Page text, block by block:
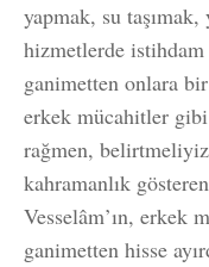
yapmak, su
hizmetlerde
ganimetten onlara
erkek mücahitler gibi
rağmen,
kahramanlık
Vesselâm’ın, erkek
ganimetten hisse